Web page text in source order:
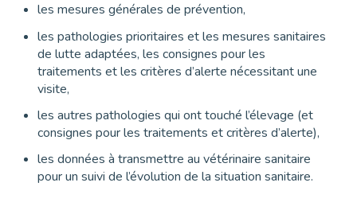
les mesures générales de prévention,
les pathologies prioritaires et les mesures sanitaires
de lutte adaptées, les consignes pour les
traitements et les critères d’alerte nécessitant une
visite,
les autres pathologies qui ont touché l’élevage (et
consignes pour les traitements et critères d’alerte),
les données à transmettre au vétérinaire sanitaire
pour un suivi de l’évolution de la situation sanitaire.